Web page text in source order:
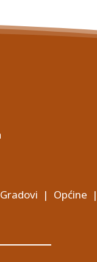
Gradovi | Općine |